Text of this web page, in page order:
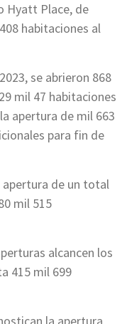
Hyatt Place, de
habitaciones al
se abrieron 868
mil 47 habitaciones
apertura de mil 663
para fin de
apertura de un total
mil 515
alcancen los
415 mil 699